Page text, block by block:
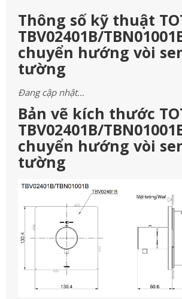
Thông số kỹ thuật
TBV02401B/
chuyển hướng vòi
tường
Đang cập nhật…
Bản vẽ kích thước
TBV02401B/
chuyển hướng vòi
tường